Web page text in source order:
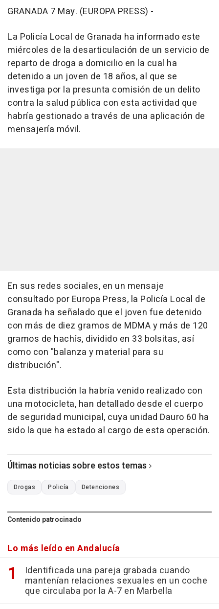
GRANADA 7 May. (EUROPA PRESS) -
La Policía Local de Granada ha informado este
miércoles de la desarticulación de un servicio de
reparto de droga a domicilio en la cual ha
detenido a un joven de 18 años, al que se
investiga por la presunta comisión de un delito
contra la salud pública con esta actividad que
habría gestionado a través de una aplicación de
mensajería móvil.
En sus redes sociales, en un mensaje
consultado por Europa Press, la Policía Local de
Granada ha señalado que el joven fue detenido
con más de diez gramos de MDMA y más de 120
gramos de hachís, dividido en 33 bolsitas, así
como con "balanza y material para su
distribución".
Esta distribución la habría venido realizado con
una motocicleta, han detallado desde el cuerpo
de seguridad municipal, cuya unidad Dauro 60 ha
sido la que ha estado al cargo de esta operación.
Últimas noticias sobre estos temas
Drogas Policía Detenciones
Contenido patrocinado
Lo más leído en Andalucía
Identificada una pareja grabada cuando
mantenían relaciones sexuales en un coche
que circulaba por la A-7 en Marbella